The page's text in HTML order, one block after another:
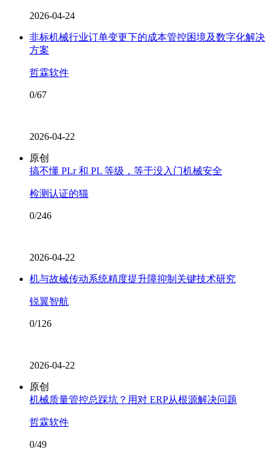
2026-04-24
非标机械行业订单变更下的成本管控困境及数字化解决
方案
哲霖软件
0/67
2026-04-22
原创
搞不懂 PLr 和 PL 等级，等于没入门机械安全
检测认证的猫
0/246
2026-04-22
机与故械传动系统精度提升障抑制关键技术研究
锐翼智航
0/126
2026-04-22
原创
机械质量管控总踩坑？用对 ERP从根源解决问题
哲霖软件
0/49